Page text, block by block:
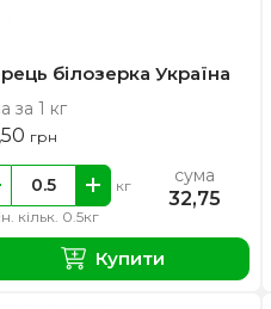
білозерка Україна
за 1 кг
грн
кільк. 0.5кг
кг сума
32,75
Купити